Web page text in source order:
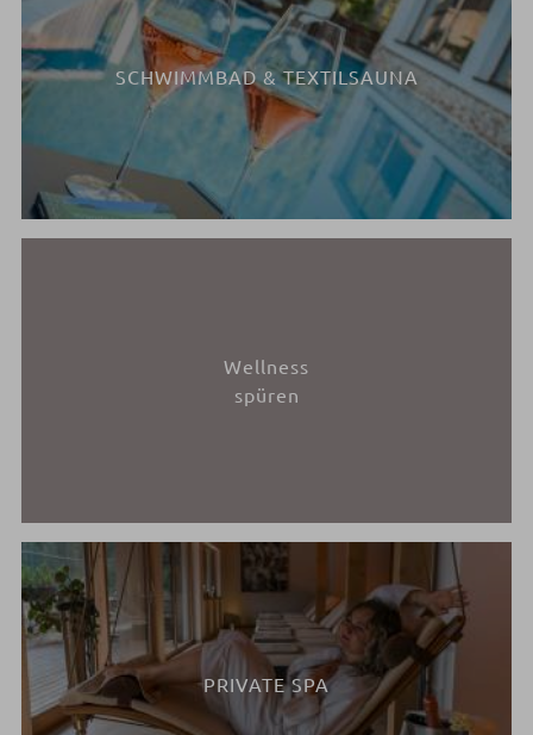
SCHWIMMBAD & TEXTILSAUNA
Wellness
spüren
PRIVATE SPA